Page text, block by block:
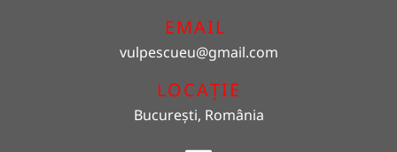
EMAIL
vulpescueu@gmail.com
LOCAȚIE
București, România